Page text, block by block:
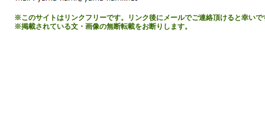
※このサイトはリンクフリーです。リンク後にメールでご連絡頂けると幸いで
※掲載されている文・画像の無断転載をお断りします。